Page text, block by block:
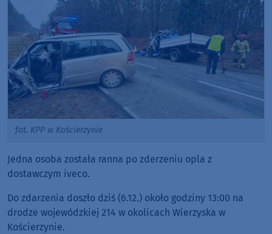
fot. KPP w Kościerzynie
Jedna osoba została ranna po zderzeniu opla z
dostawczym iveco.
Do zdarzenia doszło dziś (6.12.) około godziny 13:00 na
drodze wojewódzkiej 214 w okolicach Wierzyska w
Kościerzynie.